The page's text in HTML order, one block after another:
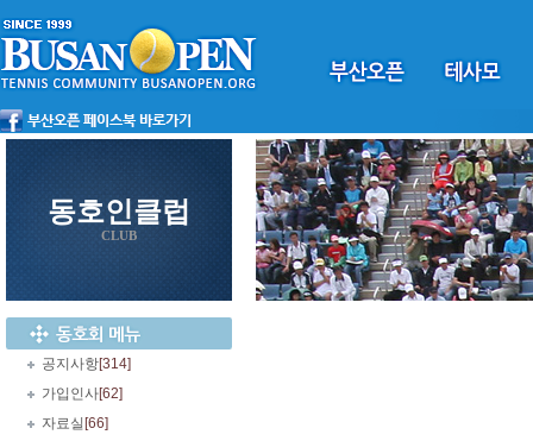
동호인클럽
CLUB
공지사항[314]
가입인사[62]
자료실 [66]